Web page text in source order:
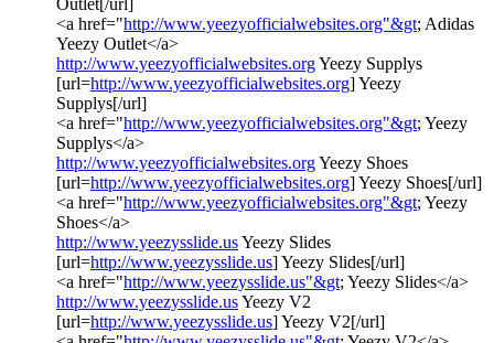
<a href="http://www.yeezyofficialwebsites.org"&gt; Adidas
Yeezy Outlet</a>
http://www.yeezyofficialwebsites.orgYeezy Supplys
[url=http://www.yeezyofficialwebsites.org] Yeezy
Supplys[/url]
<a href="http://www.yeezyofficialwebsites.org"&gt; Yeezy
Supplys</a>
http://www.yeezyofficialwebsites.orgYeezy Shoes
[url=http://www.yeezyofficialwebsites.org] Yeezy Shoes[/url]
<a href="http://www.yeezyofficialwebsites.org"&gt; Yeezy
Shoes</a>
http://www.yeezysslide.usYeezy Slides
[url=http://www.yeezysslide.us] Yeezy Slides[/url]
<a href="http://www.yeezysslide.us"&gt; Yeezy Slides</a>
http://www.yeezysslide.usYeezy V2
[url=http://www.yeezysslide.us] Yeezy V2[/url]